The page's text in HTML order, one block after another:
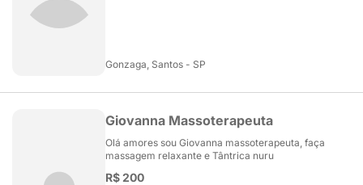
Gonzaga, Santos - SP
Giovanna Massoterapeuta
Olá amores sou Giovanna massoterapeuta, faça
massagem relaxante e Tântrica nuru
R$ 200